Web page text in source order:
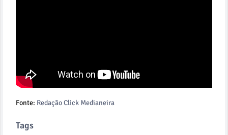
Fonte: Redação Click Medianeira
Tags